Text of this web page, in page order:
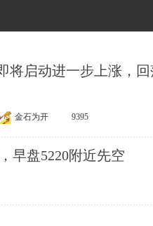
将启动进一步上涨，
金石为开 9395
早盘5220附近先空